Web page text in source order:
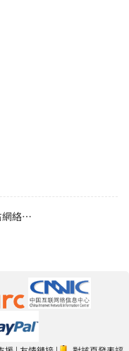
注册“.中文網”“.在線”搶占網絡商機